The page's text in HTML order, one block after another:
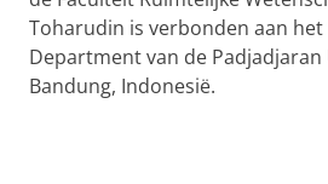
Toharudin is verbonden aan het
Department van de
Bandung, Indonesië.